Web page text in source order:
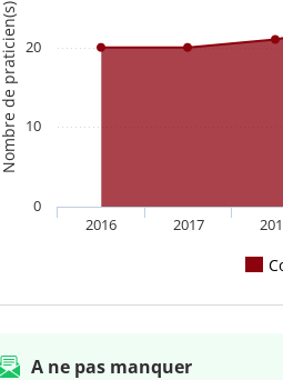
Nombre de praticien(s)
2016 2017
0
10
20
A ne pas manquer